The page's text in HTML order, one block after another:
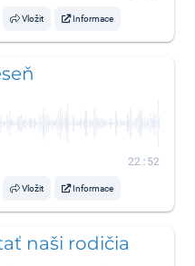
Vložit Informace
22:52
Vložit Informace
naši rodičia